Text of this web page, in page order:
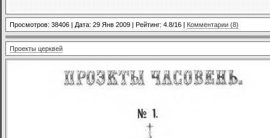
Просмотров: 38406 | Дата: 29 Янв 2009 | Рейтинг: 4.8/16 | Комментарии (8)
Проекты церквей